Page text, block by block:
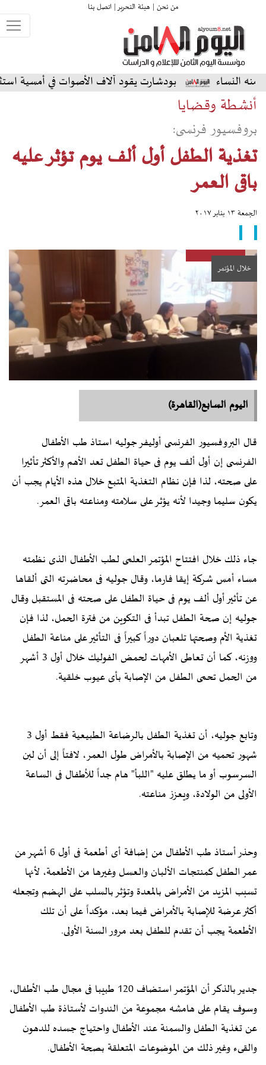
من نحن | هيئة التحرير |اتصل بنا
بودشارت يقود آلاف الأصوات في أمسية استثنائية على
أنشطة وقضايا
بروفسيور فرنسى:
تغذية الطفل أول ألف يوم تؤثر عليه
باقى العمر
الجمعة ١٣ يناير ٢٠١٧
خلال المؤتمر
اليوم السابع(القاهرة)
قال البروفسيور الفرنسى أوليفر جوليه استاذ طب الأطفال
الفرنسى إن أول ألف يوم فى حياة الطفل تعد الأهم والأكثر تأثيرا
على صحته، لذا فإن نظام التغذية المتبع خلال هذه الأيام يجب أن
يكون سليما وجيدا لأنه يؤثر على سلامته ومناعته باقى العمر.
جاء ذلك خلال افتتاح المؤتمر العلمى لطب الأطفال الذى نظمته
مساء أمس شركة إيقا فارما، وقال جوليه فى محاضرته التى ألقاها
عن تأثير أول ألف يوم فى حياة الطفل على صحته فى المستقبل وقال
جوليه إن صحة الطفل تبدأ فى التكوين من فترة الحمل، لذا فإن
تغذية الأم وصحتها تلعبان دوراً كبيراً فى التأثير على مناعة الطفل
ووزنه، كما أن تعاطى الأمهات لحمض الفوليك خلال أول 3 أشهر
من الحمل تحمى الطفل من الإصابة بأى عيوب خلقية.
وتابع جوليه، أن تغذية الطفل بالرضاعة الطبيعية فقط أول 3
شهور تحميه من الإصابة بالأمراض طول العمر، لافتاً إلى أن لبن
السرسوب أو ما يطلق عليه "اللبأ" هام جداً للأطفال فى الساعة
الأولى من الولادة، ويعزز مناعته.
وحذر أستاذ طب الأطفال من إضافة أى أطعمة فى أول 6 أشهر من
عمر الطفل كمنتجات الألبان والعسل وغيرها من الأطعمة، لأنها
تسبب المزيد من الأمراض بالمعدة وتؤثر بالسلب على الهضم وتجعله
أكثر عرضة للإصابة بالأمراض فيما بعد، مؤكداً على أن تلك
الأطعمة يجب أن تقدم للطفل بعد مرور السنة الأولى.
جدير بالذكر أن المؤتمر استضاف 120 طبيبا فى مجال طب الأطفال،
وسوف يقام على هامشه مجموعة من الندوات لأستاذة طب الأطفال
عن تغذية الطفل والسمنة عند الأطفال واحتياج جسده للدهون
والقىء وغير ذلك من الموضوعات المتعلقة بصحة الأطفال.